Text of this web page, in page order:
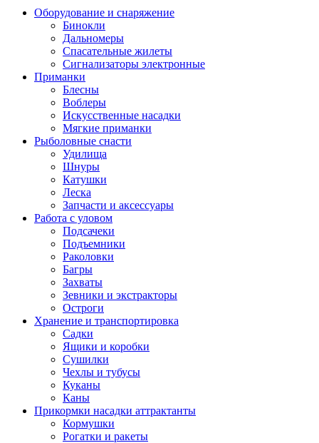
Оборудование и снаряжение
Бинокли
Дальномеры
Спасательные жилеты
Сигнализаторы электронные
Приманки
Блесны
Воблеры
Искусственные насадки
Мягкие приманки
Рыболовные снасти
Удилища
Шнуры
Катушки
Леска
Запчасти и аксессуары
Работа с уловом
Подсачеки
Подъемники
Раколовки
Багры
Захваты
Зевники и экстракторы
Остроги
Хранение и транспортировка
Садки
Ящики и коробки
Сушилки
Чехлы и тубусы
Куканы
Каны
Прикормки насадки аттрактанты
Кормушки
Рогатки и ракеты